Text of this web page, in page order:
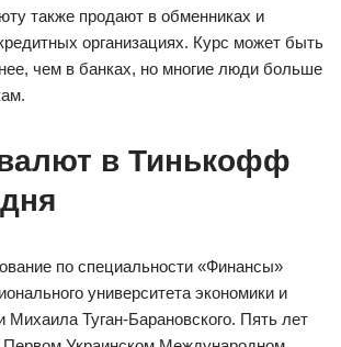
также продают в обменниках и
организациях. Курс может быть
чем в банках, но многие люди больше
в Тинькофф
по специальности «Финансы»
университета экономики и
Михаила Туган-Барановского. Пять лет